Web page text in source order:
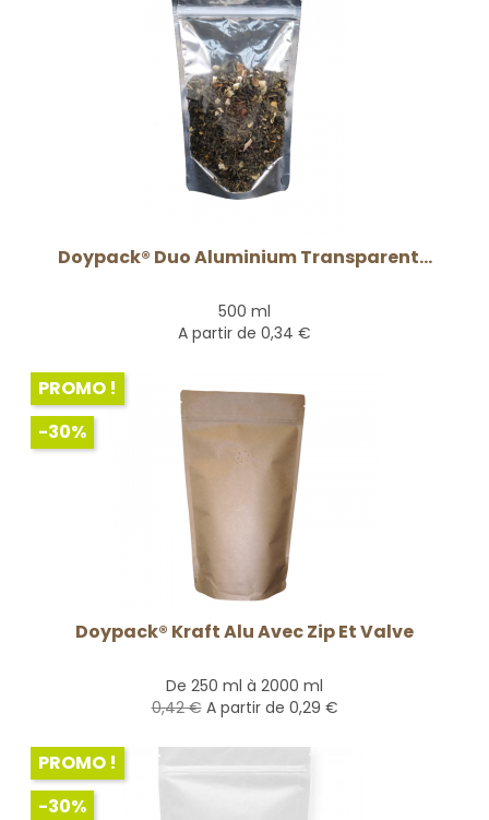
Doypack® Duo Aluminium Transparent...
500 ml
A partir de 0,34 €
Doypack® Kraft Alu Avec Zip Et Valve
De 250 ml à 2000 ml
0,42 € A partir de 0,29 €
PROMO !
-30%
PROMO !
-30%